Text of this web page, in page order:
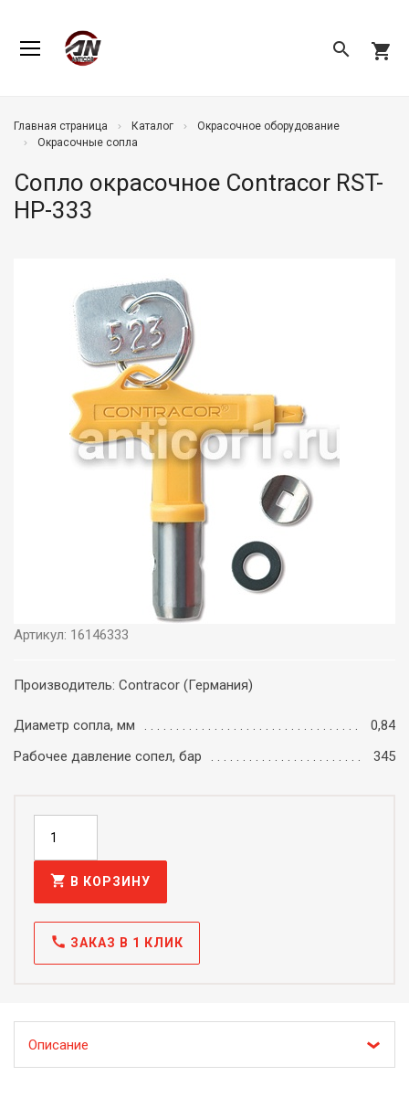
search shopping_cart
Главная страница Каталог
Окрасочное оборудование
Окрасочные сопла
Сопло окрасочное Contracor RST-
HP-333
Артикул: 16146333
Производитель: Contracor (Германия)
Диаметр сопла, мм
0,84
Рабочее давление сопел, бар
345
shopping_cart В КОРЗИНУ
call ЗАКАЗ В 1 КЛИК
Описание